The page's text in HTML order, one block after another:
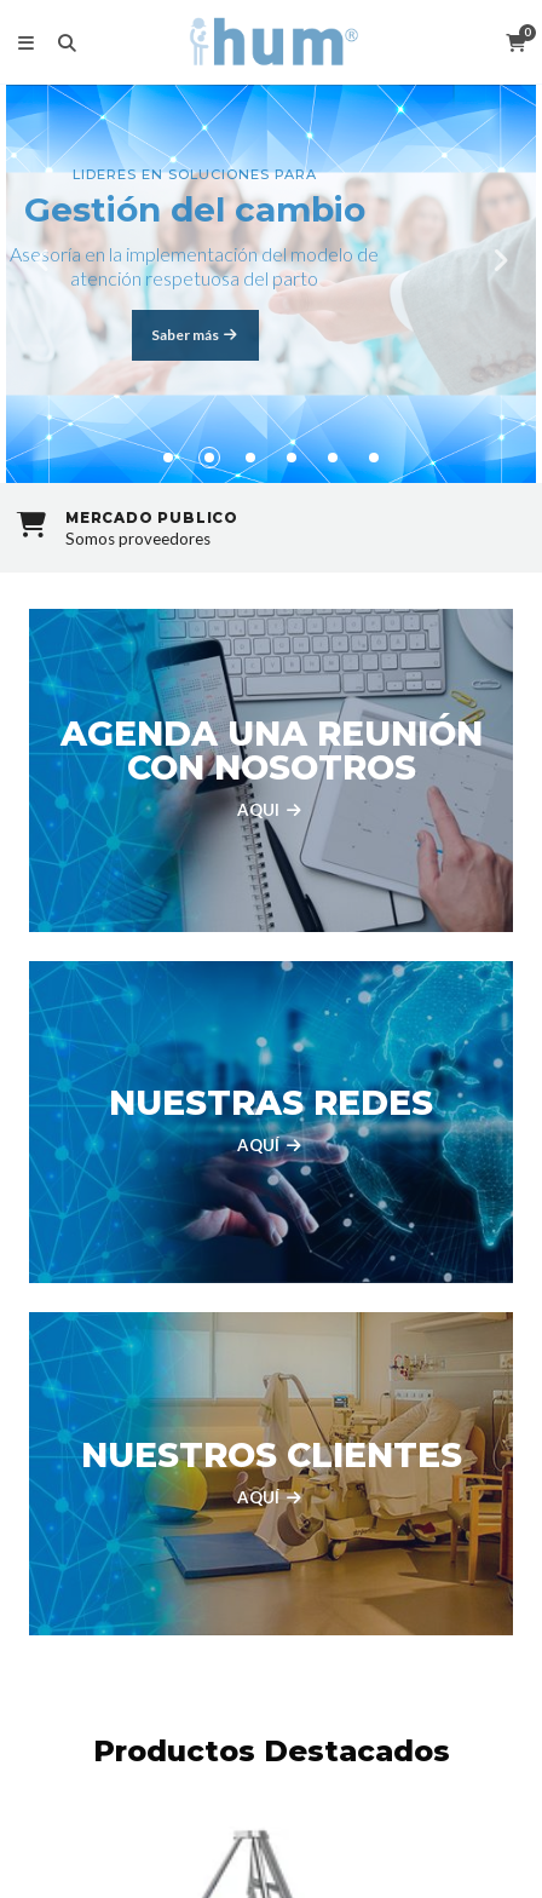
0
LIDERES EN SOLUCIONES PARA
Gestión del cambio
Asesoría en la implementación del modelo de
atención respetuosa del parto
Saber más
MERCADO PÚBLICO
Somos proveedores
AGENDA UNA REUNIÓN
CON NOSOTROS
AQUI
NUESTRAS REDES
AQUÍ
NUESTROS CLIENTES
AQUÍ
Productos Destacados